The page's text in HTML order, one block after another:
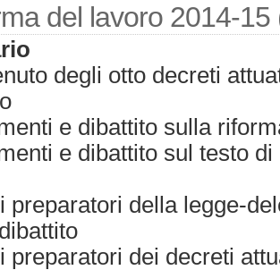
del lavoro 2014-
degli otto decreti
e dibattito sulla
e dibattito sul testo
preparatori della legge-
preparatori dei decreti